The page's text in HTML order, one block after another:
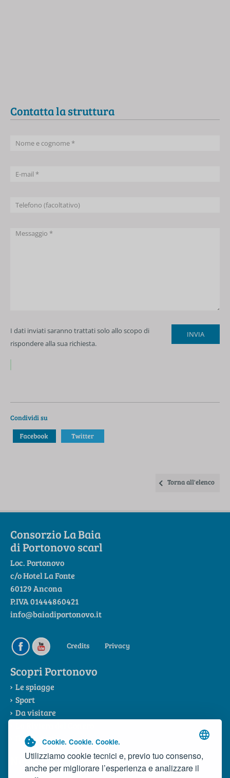
Cookie. Cookie. Cookie.
Utilizziamo cookie tecnici e, previo tuo consenso,
anche per migliorare l’esperienza e analizzare il
Contatta la struttura
I dati inviati saranno trattati solo allo scopo di
rispondere alla sua richiesta.
Condividi su
Torna all'elenco
Consorzio La Baia
di Portonovo scarl
Loc. Portonovo
c/o Hotel La Fonte
60129 Ancona
P.IVA 01444860421
info@baiadiportonovo.it
Credits Privacy
Scopri Portonovo
Le spiagge
Sport
Da visitare
Il Consorzio
News